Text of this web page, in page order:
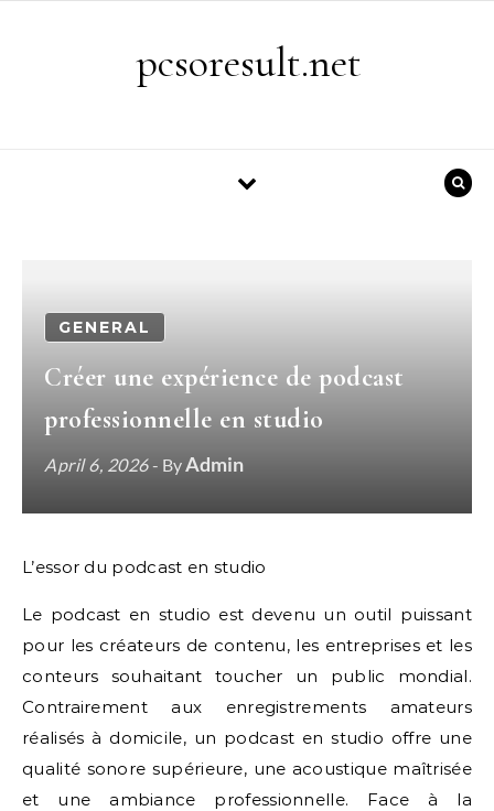
pcsoresult.net
GENERAL
Créer une expérience de podcast
professionnelle en studio
April 6, 2026- ByAdmin
L’essor du podcast en studio
Le podcast en studio est devenu un outil puissant
pour les créateurs de contenu, les entreprises et les
conteurs souhaitant toucher un public mondial.
Contrairement aux enregistrements amateurs
réalisés à domicile, un podcast en studio offre une
qualité sonore supérieure, une acoustique maîtrisée
et une ambiance professionnelle. Face à la